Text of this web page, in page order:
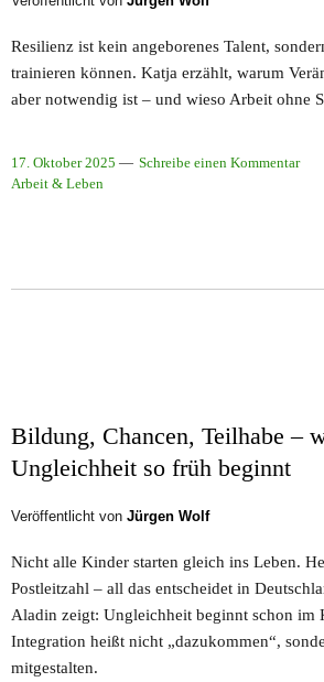
Resilienz ist kein angeborenes Talent,
trainieren können. Katja erzählt, warum
aber notwendig ist – und wieso Arbeit ohne
17. Oktober 2025
Schreibe einen Kommentar
Arbeit & Leben
Bildung, Chancen, Teilhabe –
Ungleichheit so früh beginnt
Veröffentlicht von Jürgen Wolf
Nicht alle Kinder starten gleich ins Leben.
Postleitzahl – all das entscheidet in
Aladin zeigt: Ungleichheit beginnt schon im
Integration heißt nicht „dazukommen“,
mitgestalten.